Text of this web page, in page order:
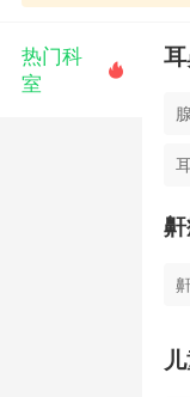
热门科
室
